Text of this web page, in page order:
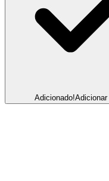
Adicionado!Adicionar